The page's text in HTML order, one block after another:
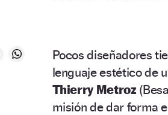
Pocos diseñadores
lenguaje estético de
Thierry Metroz
misión de dar forma